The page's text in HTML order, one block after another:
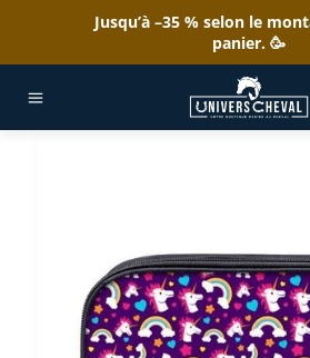
contenu
Jusqu’à –35 % selon le
panier. 🥳
TROUSSE LICORNE